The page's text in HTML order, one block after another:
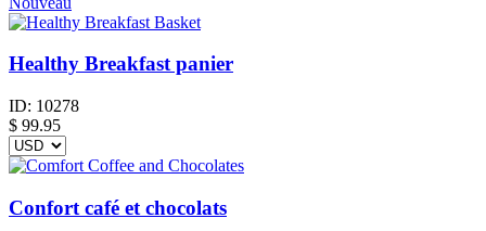
Healthy Breakfast panier
ID: 10278
$ 99.95
Confort café et chocolats